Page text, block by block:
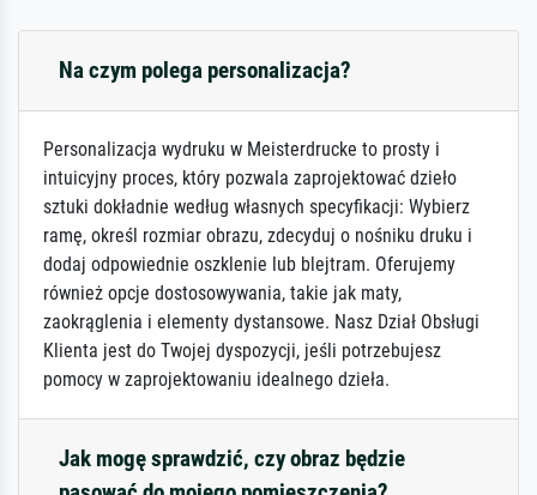
Na czym polega personalizacja?
Personalizacja wydruku w Meisterdrucke to prosty i
intuicyjny proces, który pozwala zaprojektować dzieło
sztuki dokładnie według własnych specyfikacji: Wybierz
ramę, określ rozmiar obrazu, zdecyduj o nośniku druku i
dodaj odpowiednie oszklenie lub blejtram. Oferujemy
również opcje dostosowywania, takie jak maty,
zaokrąglenia i elementy dystansowe. Nasz Dział Obsługi
Klienta jest do Twojej dyspozycji, jeśli potrzebujesz
pomocy w zaprojektowaniu idealnego dzieła.
Jak mogę sprawdzić, czy obraz będzie